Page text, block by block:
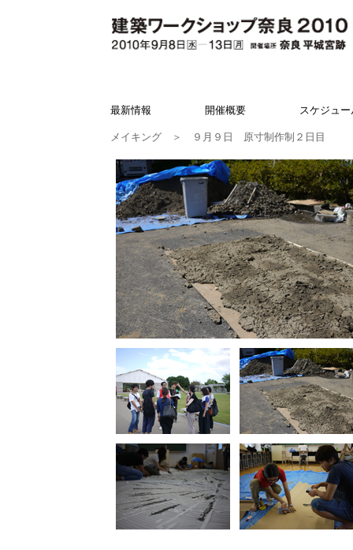
最新情報 開催概要 スケジュー
メイキング ＞ ９月９日 原寸制作制２日目